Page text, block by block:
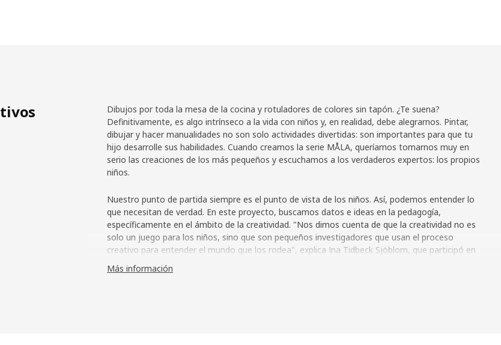
Dibujos por toda la mesa de la cocina y rotuladores de colores sin tapón. ¿Te suena?
Definitivamente, es algo intrínseco a la vida con niños y, en realidad, debe alegrarnos. Pintar,
dibujar y hacer manualidades no son solo actividades divertidas: son importantes para que tu
hijo desarrolle sus habilidades. Cuando creamos la serie MÅLA, queríamos tomarnos muy en
serio las creaciones de los más pequeños y escuchamos a los verdaderos expertos: los propios
niños.
Nuestro punto de partida siempre es el punto de vista de los niños. Así, podemos entender lo
que necesitan de verdad. En este proyecto, buscamos datos e ideas en la pedagogía,
específicamente en el ámbito de la creatividad. "Nos dimos cuenta de que la creatividad no es
solo un juego para los niños, sino que son pequeños investigadores que usan el proceso
creativo para entender el mundo que los rodea", explica Ina Tidbeck Sjöblom, que participó en
la creación de la serie MÅLA.
Más información